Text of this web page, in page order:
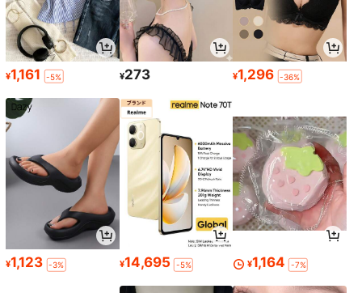
¥1,161 -5% ¥273 ¥1,296 -36%
¥1,123 -3% ¥14,695 -5% ¥1,164 -7%